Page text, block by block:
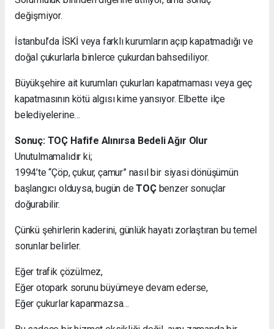
değişmiyor.
İstanbul’da İSKİ veya farklı kurumların açıp kapatmadığı ve
doğal çukurlarla binlerce çukurdan bahsediliyor.
Büyükşehire ait kurumları çukurları kapatmaması veya geç
kapatmasının kötü algısı kime yansıyor. Elbette ilçe
belediyelerine…
Sonuç: TOÇ Hafife Alınırsa Bedeli Ağır Olur
Unutulmamalıdır ki;
1994’te “Çöp, çukur, çamur” nasıl bir siyasi dönüşümün
başlangıcı olduysa, bugün deTOÇbenzer sonuçlar
doğurabilir.
Çünkü şehirlerin kaderini, günlük hayatı zorlaştıran bu temel
sorunlar belirler.
Eğer trafik çözülmez,
Eğer otopark sorunu büyümeye devam ederse,
Eğer çukurlar kapanmazsa…